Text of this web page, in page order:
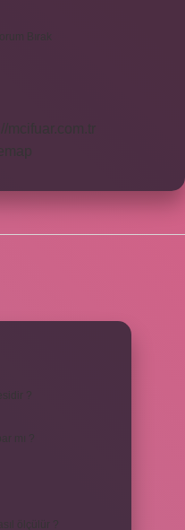
Yorum Bırak
mcifuar.com.tr